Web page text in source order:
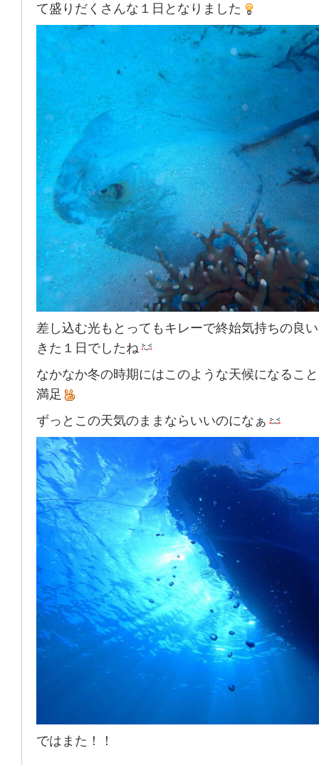
て盛りだくさんな１日となりました
差し込む光もとってもキレーで終始気持ちの良
きた１日でしたね
なかなか冬の時期にはこのような天候になるこ
満足
ずっとこの天気のままならいいのになぁ
ではまた！！